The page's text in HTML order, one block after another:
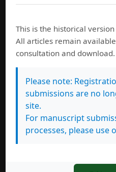
Guía de evaluación para el
Declaración de originalidad
Guía para la elaboración
bibliográficas
Código ético
Síganos
This is the historical
All articles remain
consultation and download.
Please note:
submissions are no
site.
For manuscript
processes, please use